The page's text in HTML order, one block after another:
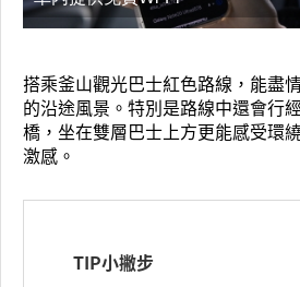
搭乘釜山觀光巴士紅色路線，能盡
的沿途風景。特別是路線中還會行
橋，坐在雙層巴士上方更能感受環
激感。
TIP小撇步